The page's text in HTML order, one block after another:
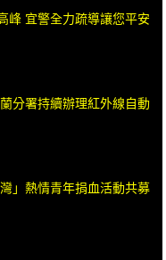
峰 宜警全力疏導讓您平安
分署持續辦理紅外線自動
」熱情青年捐血活動共募